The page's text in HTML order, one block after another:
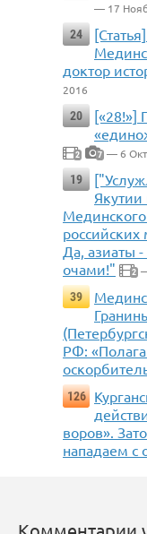
— 17
24
доктор
2016
20
[«28!»]
2 7 — 6
19
Мединского
Да, азиаты
очами!"
2
39
РФ:
126
воров».
нападаем с